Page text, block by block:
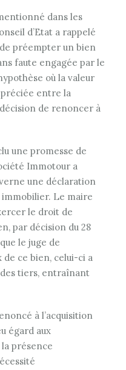
dans les
d’Etat a rappelé
préempter un bien
faute engagée par le
où la valeur
entre la
de renoncer à
une promesse de
Immotour a
une déclaration
immobilier. Le maire
le droit de
par décision du 28
le juge de
ce bien, celui-ci a
tiers, entraînant
à l’acquisition
égard aux
présence